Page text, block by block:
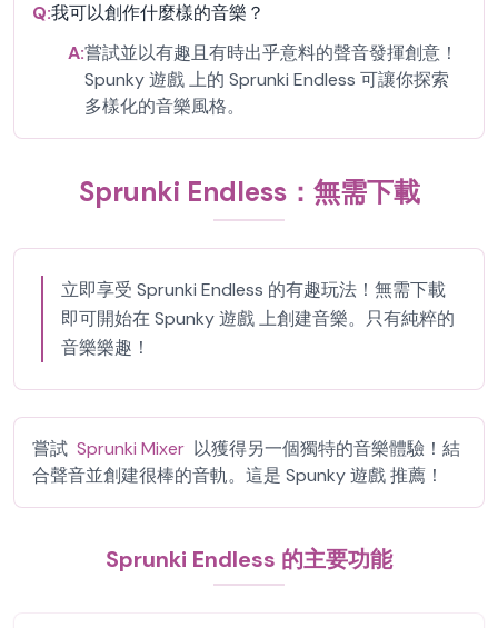
Q:我可以創作什麼樣的音樂？
A:嘗試並以有趣且有時出乎意料的聲音發揮創意！
Spunky 遊戲 上的 Sprunki Endless 可讓你探索
多樣化的音樂風格。
Sprunki Endless：無需下載
立即享受 Sprunki Endless 的有趣玩法！無需下載
即可開始在 Spunky 遊戲 上創建音樂。只有純粹的
音樂樂趣！
嘗試 Sprunki Mixer 以獲得另一個獨特的音樂體驗！結
合聲音並創建很棒的音軌。這是 Spunky 遊戲 推薦！
Sprunki Endless 的主要功能